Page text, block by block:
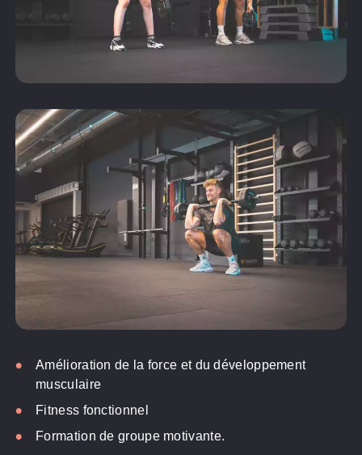
Amélioration de la force et du développement
musculaire
Fitness fonctionnel
Formation de groupe motivante.
pour les sportifs